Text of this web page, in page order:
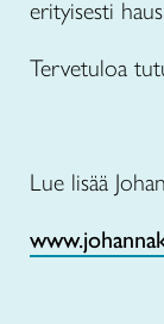
erityisesti
Tervetuloa
Lue lisää